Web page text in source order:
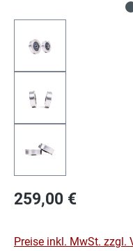
Regulärer Preis:
259,00 €
Preise inkl. MwSt. zzgl.